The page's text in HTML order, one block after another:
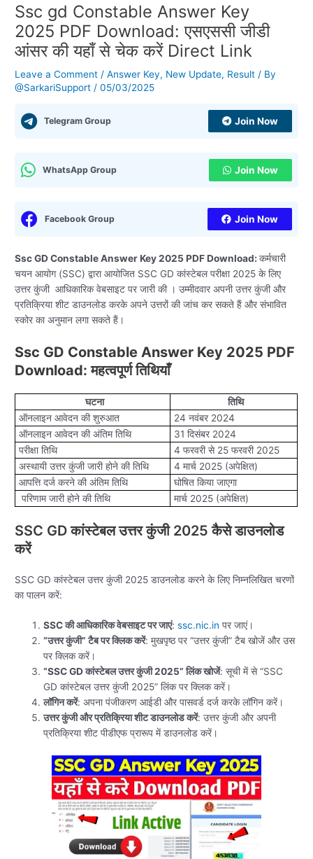
Ssc gd Constable Answer Key
2025 PDF Download: एसएससी जीडी
आंसर की यहाँ से चेक करें Direct Link
Leave a Comment /Answer Key, New Update, Result / By
@SarkariSupport /05/03/2025
Telegram Group Join Now
WhatsApp Group Join Now
Facebook Group Join Now
Ssc GD Constable Answer Key 2025 PDFDownload:कर्मचारी
चयन आयोग (SSC) द्वारा आयोजित SSC GD कांस्टेबल परीक्षा 2025 के लिए
उत्तर कुंजी आधिकारिक वेबसाइट पर जारी की । उम्मीदवार अपनी उत्तर कुंजी और
प्रतिक्रिया शीट डाउनलोड करके अपने उत्तरों की जांच कर सकते हैं और संभावित
स्कोर का अनुमान लगा सकते हैं।
Ssc GD Constable Answer Key 2025 PDF
Download: महत्वपूर्ण तिथियाँ
घटना
तिथि
ऑनलाइन आवेदन की शुरुआत
24 नवंबर 2024
ऑनलाइन आवेदन की अंतिम तिथि
31 दिसंबर 2024
परीक्षा तिथि
4 फरवरी से 25 फरवरी 2025
अस्थायी उत्तर कुंजी जारी होने की तिथि
4 मार्च 2025 (अपेक्षित)
आपत्ति दर्ज करने की अंतिम तिथि
घोषित किया जाएगा
परिणाम जारी होने की तिथि
मार्च 2025 (अपेक्षित)
SSC GD कांस्टेबल उत्तर कुंजी 2025 कैसे डाउनलोड
करें
SSC GD कांस्टेबल उत्तर कुंजी 2025 डाउनलोड करने के लिए निम्नलिखित चरणों
का पालन करें:
SSC की आधिकारिक वेबसाइट पर जाएं:ssc.nic.in पर जाएं।
“उत्तर कुंजी” टैब पर क्लिक करें: मुखपृष्ठ पर “उत्तर कुंजी” टैब खोजें और उस
पर क्लिक करें।
“SSC GD कांस्टेबल उत्तर कुंजी 2025” लिंक खोजें: सूची में से “SSC
GD कांस्टेबल उत्तर कुंजी 2025” लिंक पर क्लिक करें।
लॉगिन करें: अपना पंजीकरण आईडी और पासवर्ड दर्ज करके लॉगिन करें।
उत्तर कुंजी और प्रतिक्रिया शीट डाउनलोड करें: उत्तर कुंजी और अपनी
प्रतिक्रिया शीट पीडीएफ प्रारूप में डाउनलोड करें।